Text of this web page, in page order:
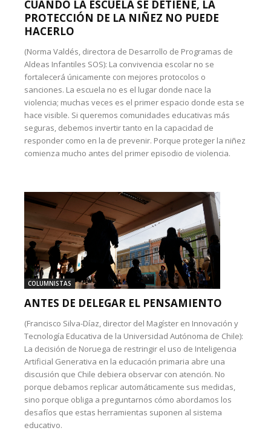
CUANDO LA ESCUELA SE DETIENE, LA
PROTECCIÓN DE LA NIÑEZ NO PUEDE
HACERLO
(Norma Valdés, directora de Desarrollo de Programas de
Aldeas Infantiles SOS): La convivencia escolar no se
fortalecerá únicamente con mejores protocolos o
sanciones. La escuela no es el lugar donde nace la
violencia; muchas veces es el primer espacio donde esta se
hace visible. Si queremos comunidades educativas más
seguras, debemos invertir tanto en la capacidad de
responder como en la de prevenir. Porque proteger la niñez
comienza mucho antes del primer episodio de violencia.
COLUMNISTAS
ANTES DE DELEGAR EL PENSAMIENTO
(Francisco Silva-Díaz, director del Magíster en Innovación y
Tecnología Educativa de la Universidad Autónoma de Chile):
La decisión de Noruega de restringir el uso de Inteligencia
Artificial Generativa en la educación primaria abre una
discusión que Chile debiera observar con atención. No
porque debamos replicar automáticamente sus medidas,
sino porque obliga a preguntarnos cómo abordamos los
desafíos que estas herramientas suponen al sistema
educativo.